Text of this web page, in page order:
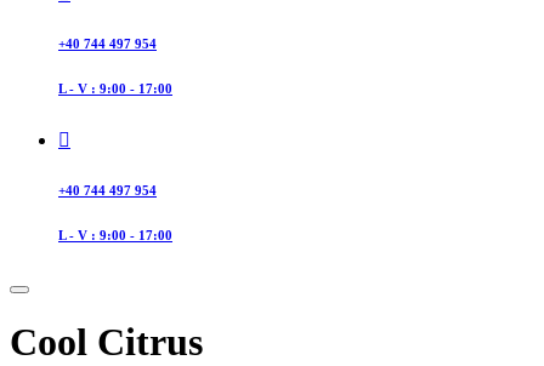
+40 744 497 954
L - V : 9:00 - 17:00
+40 744 497 954
L - V : 9:00 - 17:00
Cool Citrus